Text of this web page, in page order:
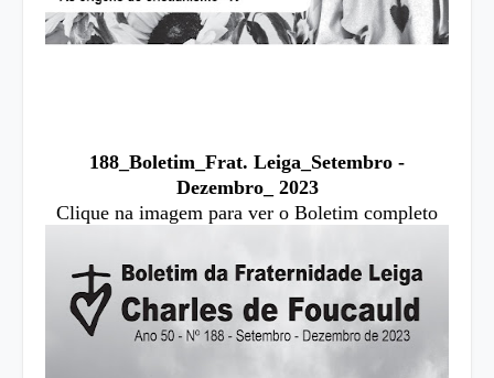
188_Boletim_Frat. Leiga_Setembro -
Dezembro_ 2023
Clique na imagem para ver o Boletim completo